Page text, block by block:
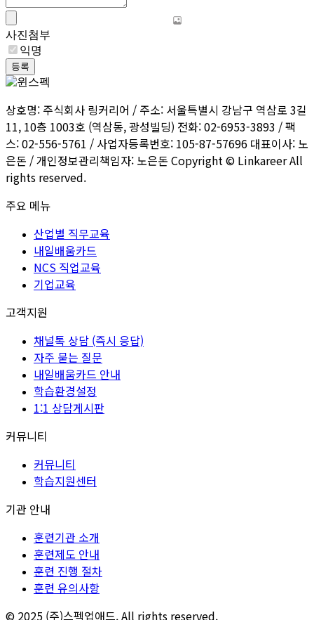
사진첨부
익명
등록
상호명: 주식회사 링커리어 / 주소: 서울특별시 강남구 역삼로 3길
11, 10층 1003호 (역삼동, 광성빌딩) 전화: 02-6953-3893 / 팩
스: 02-556-5761 / 사업자등록번호: 105-87-57696 대표이사: 노
은돈 / 개인정보관리책임자: 노은돈 Copyright © Linkareer All
rights reserved.
주요 메뉴
산업별 직무교육
내일배움카드
NCS 직업교육
기업교육
고객지원
채널톡 상담 (즉시 응답)
자주 묻는 질문
내일배움카드 안내
학습환경설정
1:1 상담게시판
커뮤니티
커뮤니티
학습지원센터
기관 안내
훈련기관 소개
훈련제도 안내
훈련 진행 절차
훈련 유의사항
© 2025 (주)스펙업애드. All rights reserved.